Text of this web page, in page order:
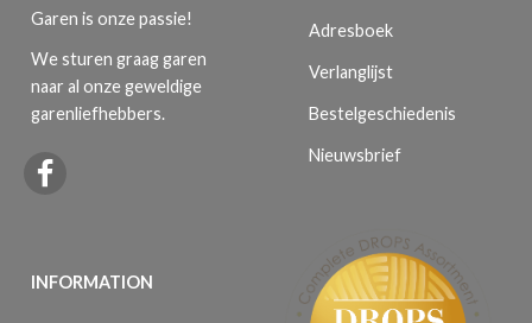
Garen is onze passie!
We sturen graag garen
naar al onze geweldige
garenliefhebbers.
INFORMATION
Adresboek
Verlanglijst
Bestelgeschiedenis
Nieuwsbrief